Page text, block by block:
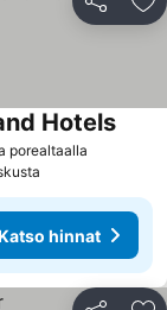
Jaa
porealtaalla
Hotels
hinnat